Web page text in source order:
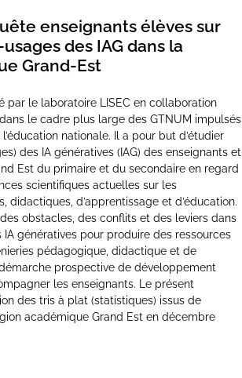
enseignants élèves sur
des IAG dans la
Grand-Est
par le laboratoire LISEC en collaboration
le cadre plus large des GTNUM impulsés
nationale. Il a pour but d’étudier
des IA génératives (IAG) des enseignants et
Est du primaire et du secondaire en regard
scientifiques actuelles sur les
didactiques, d’apprentissage et d’éducation.
obstacles, des conflits et des leviers dans
IA génératives pour produire des ressources
pédagogique, didactique et de
prospective de développement
les enseignants. Le présent
des tris à plat (statistiques) issus de
académique Grand Est en décembre